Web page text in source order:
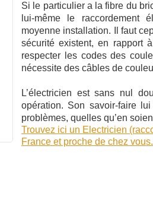
Si le particulier a la fibre du
lui-même le raccordement
moyenne installation. Il faut
sécurité existent, en rapport
respecter les codes des
nécessite des câbles de
L’électricien est sans nul
opération. Son savoir-faire
problèmes, quelles qu’en
Trouvez ici un Electricien
France et proche de chez vous.